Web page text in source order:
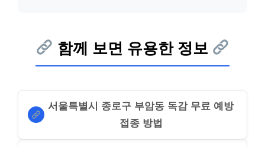
함께 보면 유용한 정보
서울특별시 종로구 부암동 독감 무료 예방
접종 방법